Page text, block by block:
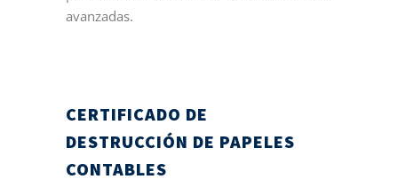
avanzadas.
CERTIFICADO DE
DESTRUCCIÓN DE PAPELES
CONTABLES